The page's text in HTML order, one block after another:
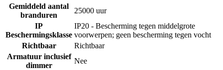
Gemiddeld aantal
branduren
25000 uur
IP
Beschermingsklasse
IP20 - Bescherming tegen middelgrote
voorwerpen; geen bescherming tegen vocht
Richtbaar
Richtbaar
Armatuur inclusief
dimmer
Nee